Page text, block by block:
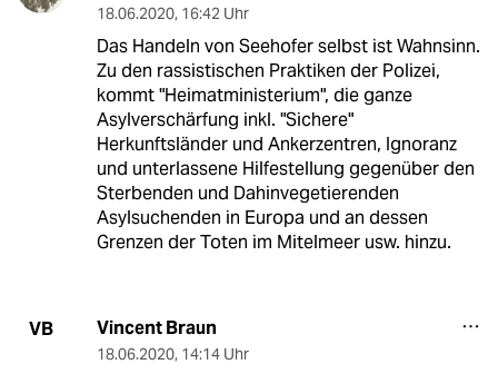
18.06.2020, 16:42 Uhr
Das Handeln von Seehofer selbst ist Wahnsinn.
Zu den rassistischen Praktiken der Polizei,
kommt "Heimatministerium", die ganze
Asylverschärfung inkl. "Sichere"
Herkunftsländer und Ankerzentren, Ignoranz
und unterlassene Hilfestellung gegenüber den
Sterbenden und Dahinvegetierenden
Asylsuchenden in Europa und an dessen
Grenzen der Toten im Mitelmeer usw. hinzu.
VB Vincent Braun
18.06.2020, 14:14 Uhr